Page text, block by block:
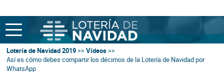
Lotería de Navidad 2019>>Vídeos>>
Así es cómo debes compartir los décimos de la Lotería de Navidad por
WhatsApp